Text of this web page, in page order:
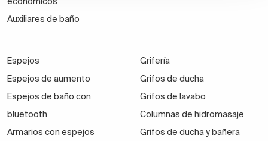
Auxiliares de baño
Espejos
Espejos de aumento
Espejos de baño con
bluetooth
Armarios con espejos
Grifería
Grifos de ducha
Grifos de lavabo
Columnas de hidromasaje
Grifos de ducha y bañera